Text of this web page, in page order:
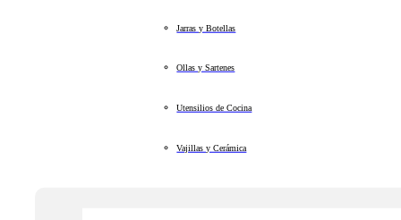
Jarras y Botellas
Ollas y Sartenes
Utensilios de Cocina
Vajillas y Cerámica